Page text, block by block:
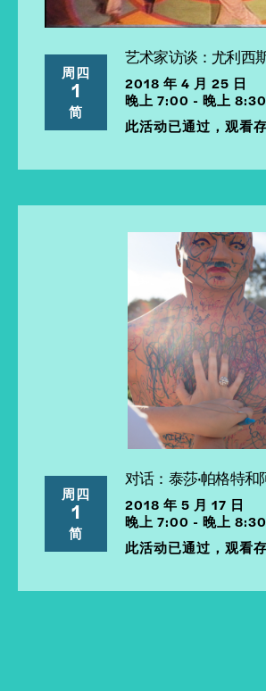
周四
1
简
艺术家访谈：尤利西
2018 年 4 月 25 日
晚上 7:00 - 晚上 8:30
此活动已通过，观看
周四
1
简
对话：泰莎·帕格特和
2018 年 5 月 17 日
晚上 7:00 - 晚上 8:30
此活动已通过，观看